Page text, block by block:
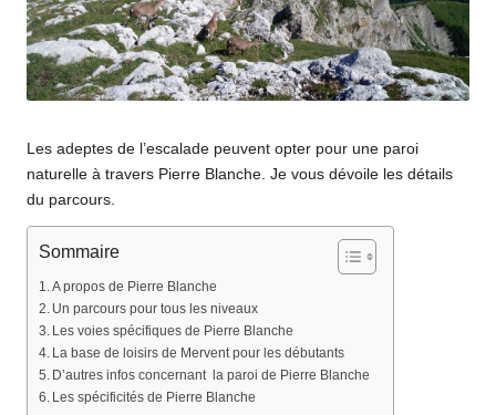
Les adeptes de l’escalade peuvent opter pour une paroi
naturelle à travers Pierre Blanche. Je vous dévoile les détails
du parcours.
Sommaire
A propos de Pierre Blanche
Un parcours pour tous les niveaux
Les voies spécifiques de Pierre Blanche
La base de loisirs de Mervent pour les débutants
D’autres infos concernant la paroi de Pierre Blanche
Les spécificités de Pierre Blanche